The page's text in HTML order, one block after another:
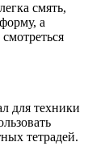
смять,
а
для техники
тетрадей.